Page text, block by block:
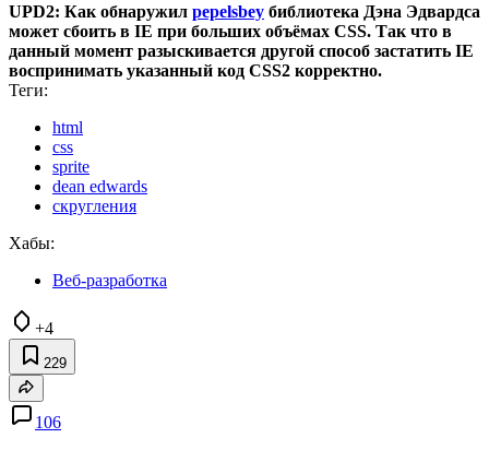
UPD2: Как обнаружил pepelsbey библиотека Дэна Эдвардса
может сбоить в IE при больших объёмах CSS. Так что в
данный момент разыскивается другой способ застатить IE
воспринимать указанный код CSS2 корректно.
Теги:
html
css
sprite
dean edwards
скругления
Хабы:
Веб-разработка
+4
229
106